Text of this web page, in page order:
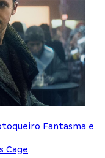
Fantasma e
Cage